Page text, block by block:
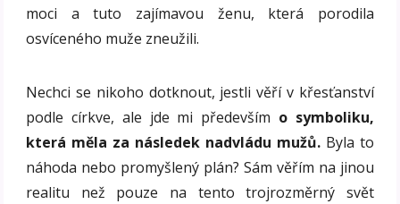
moci a tuto zajímavou ženu, která porodila
osvíceného muže zneužili.
Nechci se nikoho dotknout, jestli věří v křesťanství
podle církve, ale jde mi především o symboliku,
která měla za následek nadvládu mužů.Byla to
náhoda nebo promyšlený plán? Sám věřím na jinou
realitu než pouze na tento trojrozměrný svět